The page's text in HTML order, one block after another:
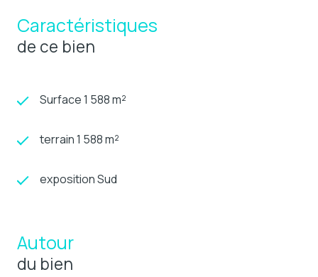
Caractéristiques
de ce bien
Surface 1 588 m²
terrain 1 588 m²
exposition Sud
Autour
du bien